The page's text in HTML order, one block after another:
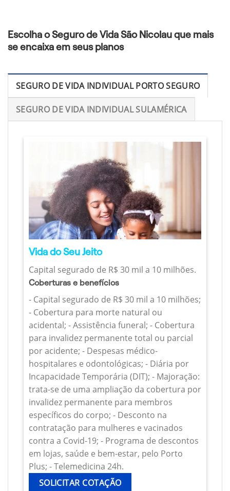
Escolha o Seguro de Vida São Nicolau que mais
se encaixa em seus planos
SEGURO DE VIDA INDIVIDUAL PORTO SEGURO
SEGURO DE VIDA INDIVIDUAL SULAMÉRICA
Vida do Seu Jeito
Capital segurado de R$ 30 mil a 10 milhões.
Coberturas e benefícios
- Capital segurado de R$ 30 mil a 10 milhões;
- Cobertura para morte natural ou
acidental; - Assistência funeral; - Cobertura
para invalidez permanente total ou parcial
por acidente; - Despesas médico-
hospitalares e odontológicas; - Diária por
Incapacidade Temporária (DIT); - Majoração:
trata-se de uma ampliação da cobertura por
invalidez permanente para membros
específicos do corpo; - Desconto na
contratação para mulheres e vacinados
contra a Covid-19; - Programa de descontos
em lojas, saúde e bem-estar, pelo Porto
Plus; - Telemedicina 24h.
SOLICITAR COTAÇÃO